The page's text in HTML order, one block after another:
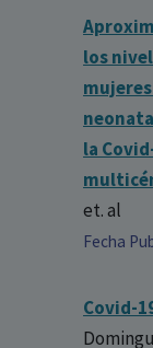
los
la
et. al
Fecha
Covid-